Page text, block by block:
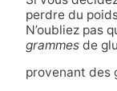
perdre du
N’oubliez pas
grammesde
provenant des